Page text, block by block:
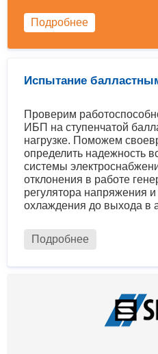
Подробнее
Испытание
Проверим
ИБП на ступенчатой
нагрузке. Поможем
определить надежность
системы
отклонения в работе
регулятора напряжения
охлаждения до выхода в
Подробнее